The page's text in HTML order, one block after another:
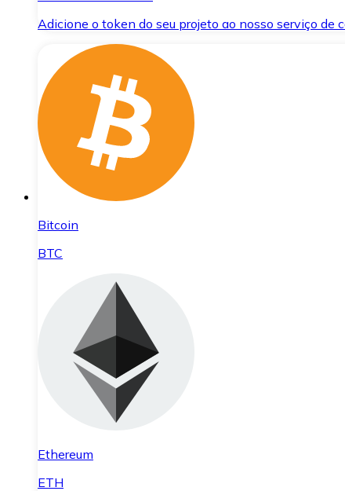
Adicione o token do seu projeto ao nosso serviço de
Bitcoin
BTC
Ethereum
ETH